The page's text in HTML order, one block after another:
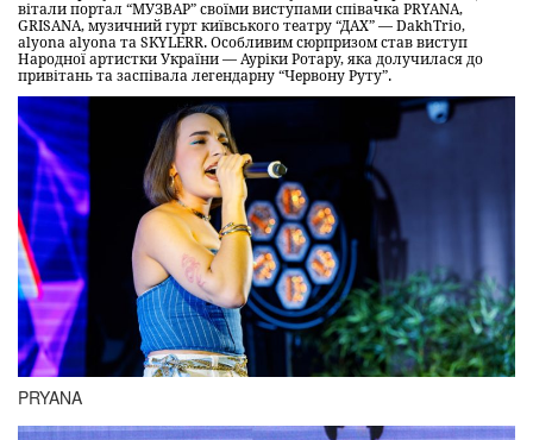
вітали портал “МУЗВАР” своїми виступами співачка PRYANA,
GRISANA, музичний гурт київського театру “ДАХ” — DakhTrio,
alyona alyona та SKYLERR. Особливим сюрпризом став виступ
Народної артистки України — Ауріки Ротару, яка долучилася до
привітань та заспівала легендарну “Червону Руту”.
PRYANA